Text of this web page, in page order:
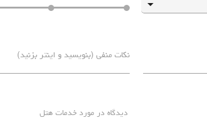
دیدگاه در مورد خدمات هتل